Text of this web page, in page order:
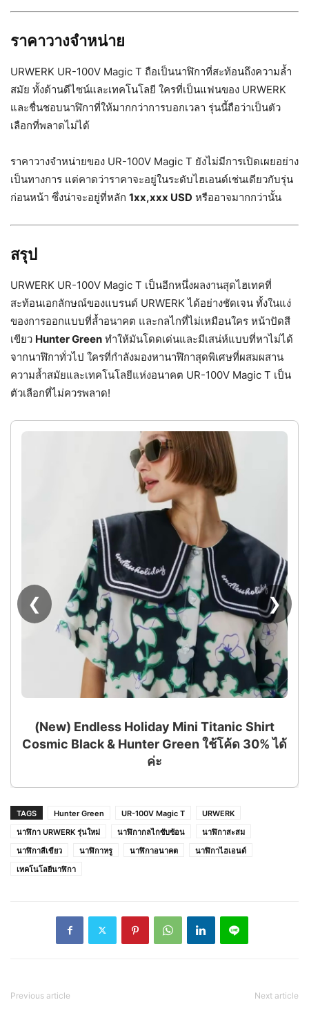
ราคาวางจำหน่าย
URWERK UR-100V Magic T ถือเป็นนาฬิกาที่สะท้อนถึงความล้ำ
สมัย ทั้งด้านดีไซน์และเทคโนโลยี ใครที่เป็นแฟนของ URWERK
และชื่นชอบนาฬิกาที่ให้มากกว่าการบอกเวลา รุ่นนี้ถือว่าเป็นตัว
เลือกที่พลาดไม่ได้
ราคาวางจำหน่ายของ UR-100V Magic T ยังไม่มีการเปิดเผยอย่าง
เป็นทางการ แต่คาดว่าราคาจะอยู่ในระดับไฮเอนด์เช่นเดียวกับรุ่น
ก่อนหน้า ซึ่งน่าจะอยู่ที่หลัก 1xx,xxx USD หรืออาจมากกว่านั้น
สรุป
URWERK UR-100V Magic T เป็นอีกหนึ่งผลงานสุดไฮเทคที่
สะท้อนเอกลักษณ์ของแบรนด์ URWERK ได้อย่างชัดเจน ทั้งในแง่
ของการออกแบบที่ล้ำอนาคต และกลไกที่ไม่เหมือนใคร หน้าปัดสี
เขียว Hunter Green ทำให้มันโดดเด่นและมีเสน่ห์แบบที่หาไม่ได้
จากนาฬิกาทั่วไป ใครที่กำลังมองหานาฬิกาสุดพิเศษที่ผสมผสาน
ความล้ำสมัยและเทคโนโลยีแห่งอนาคต UR-100V Magic T เป็น
ตัวเลือกที่ไม่ควรพลาด!
(New) Endless Holiday Mini Titanic Shirt
Cosmic Black & Hunter Green ใช้โค้ด 30% ได้
ค่ะ
❮ ❯
TAGS Hunter Green UR-100V Magic T
URWERK
นาฬิกา URWERK รุ่นใหม่
นาฬิกากลไกซับซ้อน
นาฬิกาสะสม
นาฬิกาสีเขียว
นาฬิกาหรู นาฬิกาอนาคต
นาฬิกาไฮเอนด์
เทคโนโลยีนาฬิกา
Previous article Next article